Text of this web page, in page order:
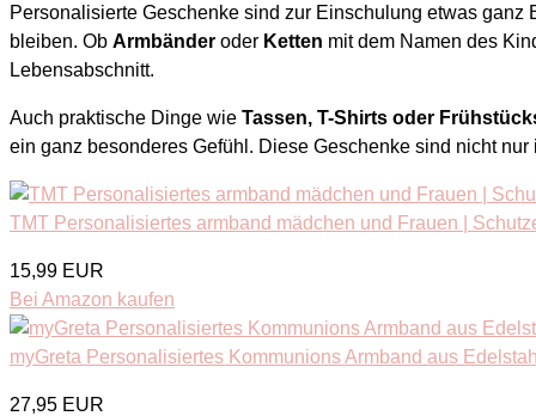
Personalisierte Geschenke sind zur Einschulung etwas
bleiben. Ob Armbänder oder Ketten mit dem Namen des
Lebensabschnitt.
Auch praktische Dinge wie Tassen, T-Shirts oder
ein ganz besonderes Gefühl. Diese Geschenke sind nicht
TMT Personalisiertes armband mädchen und Frauen |
15,99 EUR
Bei Amazon kaufen
myGreta Personalisiertes Kommunions Armband aus
27,95 EUR